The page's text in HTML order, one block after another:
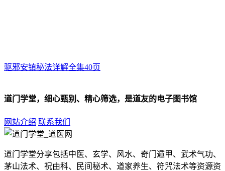
驱邪安镇秘法详解全集40页
道门学堂，细心甄别、精心筛选，是道友的电子图书馆
网站介绍 联系我们
道门学堂分享包括中医、玄学、风水、奇门遁甲、武术气功、
茅山法术、祝由科、民间秘术、道家养生、符咒法术等资源资